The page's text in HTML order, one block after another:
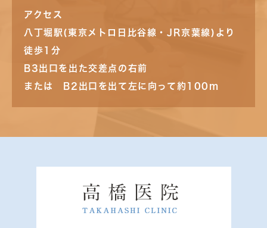
アクセス
八丁堀駅(東京メトロ日比谷線・JR京葉線)より
徒歩1分
B3出口を出た交差点の右前
または B2出口を出て左に向って約100m